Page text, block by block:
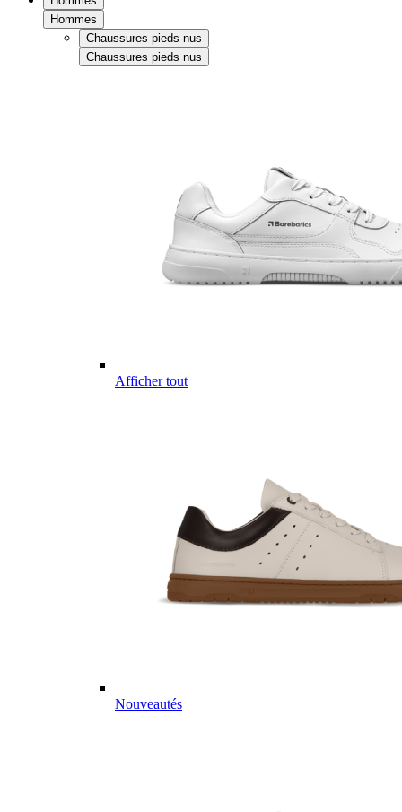
Hommes
Chaussures pieds nus
Chaussures pieds nus
Afficher tout
Nouveautés